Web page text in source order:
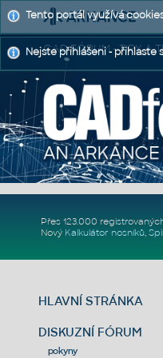
CAD FÓRUM - TIPY A
Přes 123.000
Nový Kalkulátor nosníků,
HLAVNÍ STRÁNKA
DISKUZNÍ FÓRUM
pokyny
Tento portál využívá
Nejste přihlášeni - přihlaste